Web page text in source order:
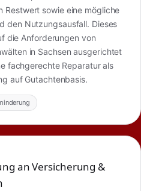
sowie eine mögliche
den Nutzungsausfall. Dieses
die Anforderungen von
in Sachsen ausgerichtet
fachgerechte Reparatur als
auf Gutachtenbasis.
an Versicherung &